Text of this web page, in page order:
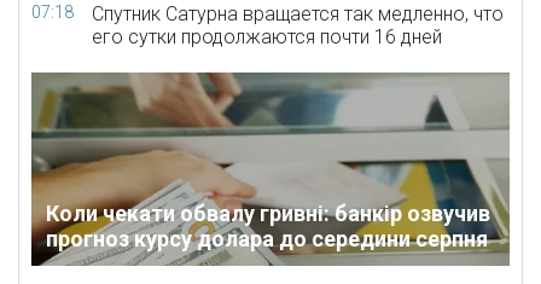
07:18
Спутник Сатурна вращается так медленно, что
его сутки продолжаются почти 16 дней
Коли чекати обвалу гривні: банкір озвучив
прогноз курсу долара до середини серпня